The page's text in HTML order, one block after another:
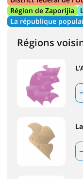
Région de Zaporijia
La république
Régions